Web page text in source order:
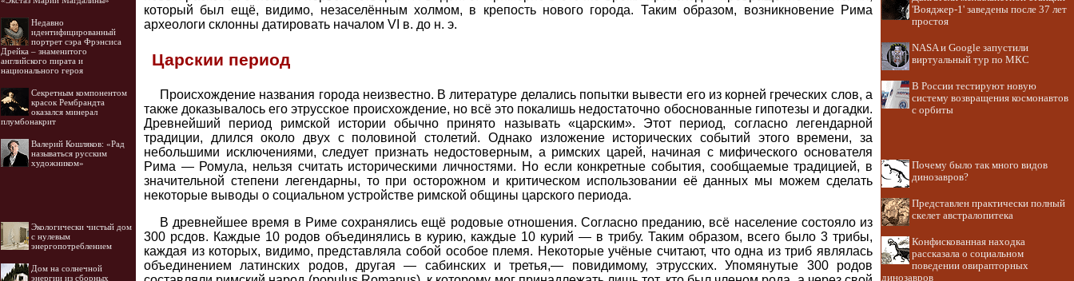
Недавно
идентифицированный
портрет сэра Фрэнсиса
Дрейка – знаменитого
английского пирата и
национального героя
Секретным компонентом
красок Рембрандта
оказался минерал
плумбонакрит
Валерий Кошляков: «Рад
называться русским
художником»
Экологически чистый дом
с нулевым
энергопотреблением
Дом на солнечной
энергии из сборных
который был ещё, видимо, незаселённым холмом, в крепость нового города. Таким образом, возникновение Рима
археологи склонны датировать началом VI в. до н. э.
Царскии период
Происхождение названия города неизвестно. В литературе делались попытки вывести его из корней греческих слов, а
также доказывалось его этрусское происхождение, но всё это покалишь недостаточно обоснованные гипотезы и догадки.
Древнейший период римской истории обычно принято называть «царским». Этот период, согласно легендарной
традиции, длился около двух с половиной столетий. Однако изложение исторических событий этого времени, за
небольшими исключениями, следует признать недостоверным, а римских царей, начиная с мифического основателя
Рима — Ромула, нельзя считать историческими личностями. Но если конкретные события, сообщаемые традицией, в
значительной степени легендарны, то при осторожном и критическом использовании её данных мы можем сделать
некоторые выводы о социальном устройстве римской общины царского периода.
В древнейшее время в Риме сохранялись ещё родовые отношения. Согласно преданию, всё население состояло из
300 рсдов. Каждые 10 родов объединялись в курию, каждые 10 курий — в трибу. Таким образом, всего было 3 трибы,
каждая из которых, видимо, представляла собой особое племя. Некоторые учёные считают, что одна из триб являлась
объединением латинских родов, другая — сабинских и третья,— повидимому, этрусских. Упомянутые 300 родов
'Вояджер-1' заведены после 37 лет
простоя
NASA и Google запустили
виртуальный тур по МКС
В России тестируют новую
систему возвращения космонавтов
с орбиты
Почему было так много видов
динозавров?
Представлен практически полный
скелет австралопитека
Конфискованная находка
рассказала о социальном
поведении овирапторных
динозавров